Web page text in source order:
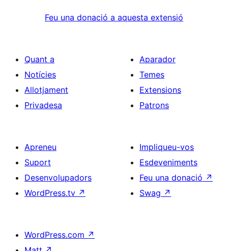
Feu una donació a aquesta extensió
Quant a
Notícies
Allotjament
Privadesa
Aparador
Temes
Extensions
Patrons
Apreneu
Suport
Desenvolupadors
WordPress.tv ↗
Impliqueu-vos
Esdeveniments
Feu una donació ↗
Swag ↗
WordPress.com ↗